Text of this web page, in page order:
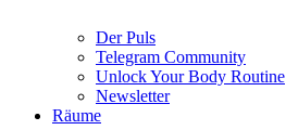
Der Puls
Telegram Community
Unlock Your Body Routine
Newsletter
Räume